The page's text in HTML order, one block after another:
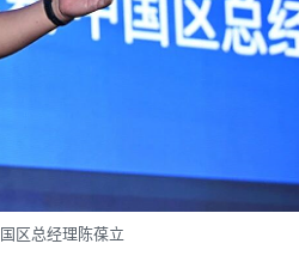
区总经理陈葆立